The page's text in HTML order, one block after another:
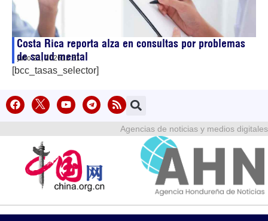
Costa Rica reporta alza en consultas por problemas
de salud mental
julio 21, 202612:31
[bcc_tasas_selector]
Agencias de noticias y medios digitales